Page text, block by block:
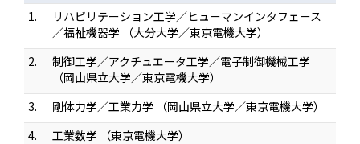
1.
リハビリテーション工学／ヒューマンインタフェース
／福祉機器学 （大分大学／東京電機大学）
2.
制御工学／アクチュエータ工学／電子制御機械工学
（岡山県立大学／東京電機大学）
3.
剛体力学／工業力学 （岡山県立大学／東京電機大学）
4.
工業数学 （東京電機大学）